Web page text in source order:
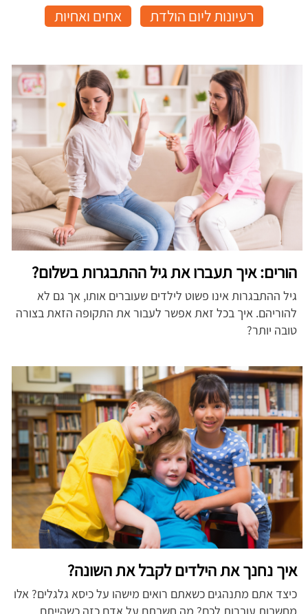
רעיונות ליום הולדת
אחים ואחיות
הורים: איך תעברו את גיל ההתבגרות בשלום?
גיל ההתבגרות אינו פשוט לילדים שעוברים אותו, אך גם לא
להוריהם. איך בכל זאת אפשר לעבור את התקופה הזאת בצורה
טובה יותר?
איך נחנך את הילדים לקבל את השונה?
כיצד אתם מתנהגים כשאתם רואים מישהו על כיסא גלגלים? אלו